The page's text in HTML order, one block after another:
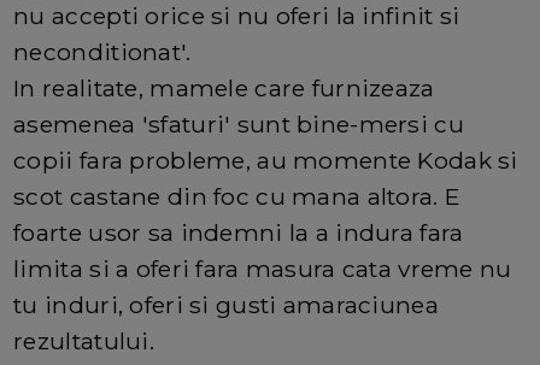
nu accepti orice si nu oferi la infinit si
neconditionat'.
In realitate, mamele care furnizeaza
asemenea 'sfaturi' sunt bine-mersi cu
copii fara probleme, au momente Kodak si
scot castane din foc cu mana altora. E
foarte usor sa indemni la a indura fara
limita si a oferi fara masura cata vreme nu
tu induri, oferi si gusti amaraciunea
rezultatului.